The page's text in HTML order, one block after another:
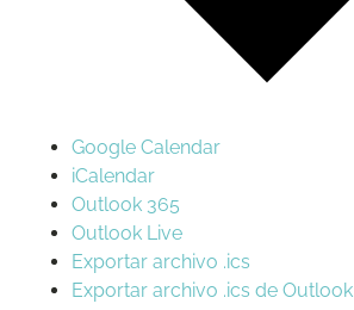
Google Calendar
iCalendar
Outlook 365
Outlook Live
Exportar archivo .ics
Exportar archivo .ics de Outlook